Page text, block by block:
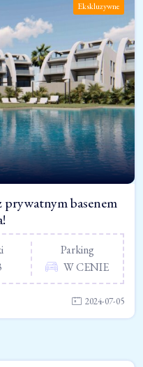
Ekskluzywne
basenem
Parking
W CENIE
2024-07-05